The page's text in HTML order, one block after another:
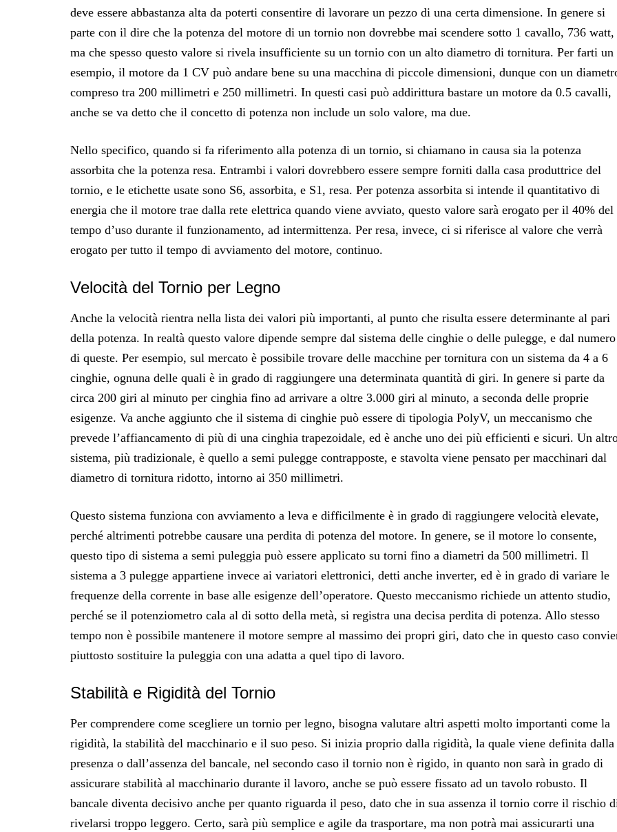
deve essere abbastanza alta da poterti consentire di lavorare un pezzo di una certa dimensione. In genere si
parte con il dire che la potenza del motore di un tornio non dovrebbe mai scendere sotto 1 cavallo, 736 watt,
ma che spesso questo valore si rivela insufficiente su un tornio con un alto diametro di tornitura. Per farti un
esempio, il motore da 1 CV può andare bene su una macchina di piccole dimensioni, dunque con un
compreso tra 200 millimetri e 250 millimetri. In questi casi può addirittura bastare un motore da 0.5 cavalli,
anche se va detto che il concetto di potenza non include un solo valore, ma due.
Nello specifico, quando si fa riferimento alla potenza di un tornio, si chiamano in causa sia la potenza
assorbita che la potenza resa. Entrambi i valori dovrebbero essere sempre forniti dalla casa produttrice del
tornio, e le etichette usate sono S6, assorbita, e S1, resa. Per potenza assorbita si intende il quantitativo di
energia che il motore trae dalla rete elettrica quando viene avviato, questo valore sarà erogato per il 40% del
tempo d’uso durante il funzionamento, ad intermittenza. Per resa, invece, ci si riferisce al valore che verrà
erogato per tutto il tempo di avviamento del motore, continuo.
Velocità del Tornio per Legno
Anche la velocità rientra nella lista dei valori più importanti, al punto che risulta essere determinante al pari
della potenza. In realtà questo valore dipende sempre dal sistema delle cinghie o delle pulegge, e dal numero
di queste. Per esempio, sul mercato è possibile trovare delle macchine per tornitura con un sistema da 4 a 6
cinghie, ognuna delle quali è in grado di raggiungere una determinata quantità di giri. In genere si parte da
circa 200 giri al minuto per cinghia fino ad arrivare a oltre 3.000 giri al minuto, a seconda delle proprie
esigenze. Va anche aggiunto che il sistema di cinghie può essere di tipologia PolyV, un meccanismo che
prevede l’affiancamento di più di una cinghia trapezoidale, ed è anche uno dei più efficienti e sicuri. Un
sistema, più tradizionale, è quello a semi pulegge contrapposte, e stavolta viene pensato per macchinari dal
diametro di tornitura ridotto, intorno ai 350 millimetri.
Questo sistema funziona con avviamento a leva e difficilmente è in grado di raggiungere velocità elevate,
perché altrimenti potrebbe causare una perdita di potenza del motore. In genere, se il motore lo consente,
questo tipo di sistema a semi puleggia può essere applicato su torni fino a diametri da 500 millimetri. Il
sistema a 3 pulegge appartiene invece ai variatori elettronici, detti anche inverter, ed è in grado di variare le
frequenze della corrente in base alle esigenze dell’operatore. Questo meccanismo richiede un attento studio,
perché se il potenziometro cala al di sotto della metà, si registra una decisa perdita di potenza. Allo stesso
tempo non è possibile mantenere il motore sempre al massimo dei propri giri, dato che in questo caso
piuttosto sostituire la puleggia con una adatta a quel tipo di lavoro.
Stabilità e Rigidità del Tornio
Per comprendere come scegliere un tornio per legno, bisogna valutare altri aspetti molto importanti come la
rigidità, la stabilità del macchinario e il suo peso. Si inizia proprio dalla rigidità, la quale viene definita dalla
presenza o dall’assenza del bancale, nel secondo caso il tornio non è rigido, in quanto non sarà in grado di
assicurare stabilità al macchinario durante il lavoro, anche se può essere fissato ad un tavolo robusto. Il
bancale diventa decisivo anche per quanto riguarda il peso, dato che in sua assenza il tornio corre il rischio
rivelarsi troppo leggero. Certo, sarà più semplice e agile da trasportare, ma non potrà mai assicurarti una